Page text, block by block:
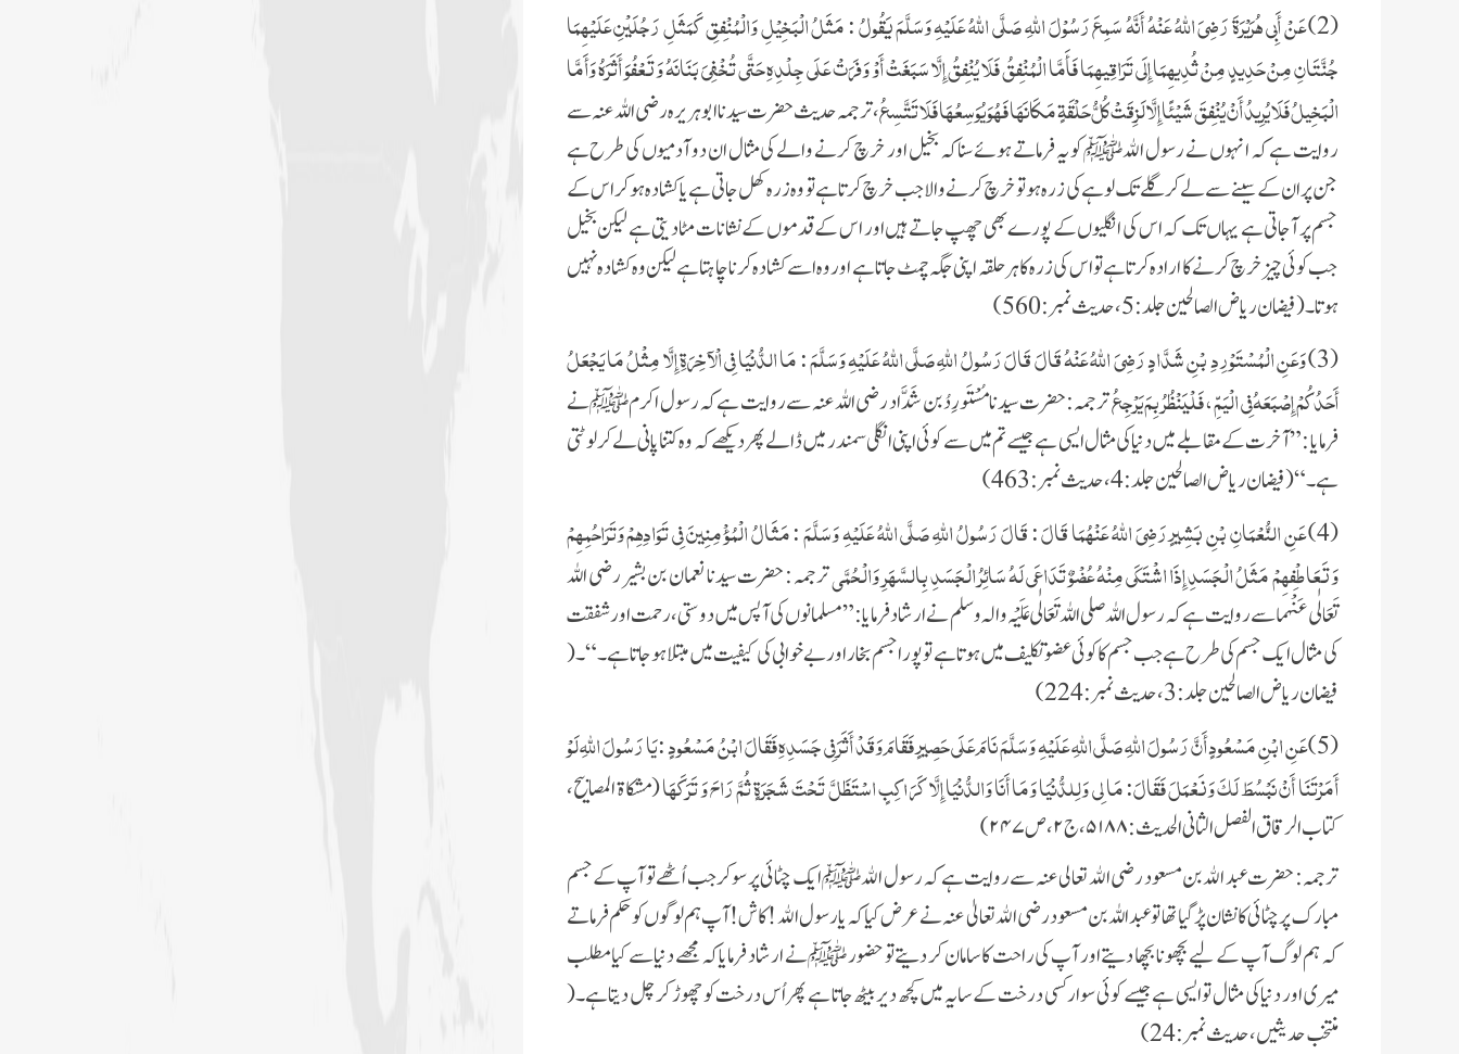
(2)
عَنْ أَبِي هُرَيْرَةَ رَضِيَ اللَّهُ عَنْهُ أَنَّهُ سَمِعَ رَسُوْلَ اللهِ صَلَّى اللهُ عَلَيْهِ وَسَلَّمَ يَقُولُ : مَثَلُ الْبَخِيْلِ وَالْمُنْفِقِ كَمَثَلِ رَجُلَيْنِ عَلَيْهِمَا
جُنَّتَانِ مِنْ حَدِيدٍ مِنْ ثُدِيهِمَا إِلَى تَرَاقِيهِمَا فَأَمَّا الْمُنْفِقُ فَلَا يُنْفِقُ إِلَّا سَبَغَتْ أَوْ وَفَرَتْ عَلَى جِلْدِهِ حَتَّى تُخْفِيَ بَنَانَهُ وَتَعْفُوَ أَثَرَهُ وَأَمَّا
الْبَخِيلُ فَلَا يُرِيدُ أَنْ يُنْفِقَ شَيْئًا إِلَّا لَزِقَتْ كُلُّ حَلْقَةٍ مَكَانَهَا فَهُوَ يُوَسِعُهَا فَلَا تَتَّسِعُ،ترجمہ حدیث حضرت سیدنا ابو ہریرہ رضی اللہ عنہسے
روایت ہے کہ انہوں نے رسول اللهﷺکو یہ فرماتے ہوئے سنا کہ بخیل اور خرچ کرنے والے کی مثال ان دو آدمیوں کی طرح ہے
جن پر ان کے سینے سے لے کر گلے تک لوہے کی زرہ ہو تو خرچ کرنے والا جب خرچ کرتا ہے تو وہ زرہ کھل جاتی ہے یا کشادہ ہو کر اس کے
جسم پر آجاتی ہے یہاں تک کہ اس کی انگلیوں کے پورے بھی چھپ جاتے ہیں اور اس کے قدموں کے نشانات مٹادیتی ہے لیکن بخیل
جب کوئی چیز خرچ کرنے کا ارادہ کرتا ہے تو اس کی زرہ کا ہر حلقہ اپنی جگہ چمٹ جاتا ہے اور وہ اسے کشادہ کرنا چاہتا ہے لیکن وہ کشادہ نہیں
ہو تا۔( فیضان رياض الصالحین جلد : 5،
حدیث نمبر :560)
(3)
وَعَنِ الْمُسْتَوْرِدِ بْنِ شَدَّادٍ رَضِيَ اللهُ عَنْهُ قَالَ قَالَ رَسُولُ اللهِ صَلَّى اللهُ عَلَيْهِ وَسَلَّمَ : مَا الدُّنْيَا فِي الْآخِرَةِ إِلَّا مِثْلُ مَا يَجْعَلُ
أَحَدُكُمْ إِصْبَعَهُ فِي الْيَمِّ ، فَلْيَنْظُرُ بِمَ يَرْجِعُترجمہ : حضرت سیدنا مُسْتَورِدُ بن شَدَّ ادرضی اللہ عنہ سے روایت ہے کہ رسول اکرم ﷺنے
فرمایا : ” آخرت کے مقابلے میں دنیا کی مثال ایسی ہے جیسے تم میں سے کوئی اپنی انگلی سمندر میں ڈالے پھر دیکھے کہ وہ کتنا پانی لے کر لوٹتی
ہے۔“ ( فیضان رياض الصالحین جلد :4،حدیث نمبر : 463)
(4)
عَنِ النُّعْمَانِ بْنِ بَشِيرٍ رَضِيَ اللَّهُ عَنْهُمَا قَالَ : قَالَ رَسُولُ اللَّهِ صَلَّى اللَّهُ عَلَيْهِ وَسَلَّمَ : مَثَالُ الْمُؤْمِنِينَ فِي تَوَادِهِمْ وَتَرَاحُمِهِمْ
وَتَعَاطْفِهِمْ مَثَلُ الْجَسَدِ إِذَا اشْتَكَى مِنْهُ عُضْوٌ تَدَاعَى لَهُ سَائِرُ الْجَسَدِ بِالسَّهَرِ وَالْحُمَّىترجمہ :حضرت سیدنا نعمان بن بشیر رضی اللہ
تَعَالٰی عَنْہما سے روایت ہے کہ رسول اللہ صلی اللہ تَعَالٰی عَلَيْہ والہ وسلم نے ارشاد فرمایا : ”مسلمانوں کی آپس میں دوستی ، رحمت اور شفقت
کی مثال ایک جسم کی طرح ہے جب جسم کا کوئی عضو تکلیف میں ہوتا ہے تو پورا جسم بخار اور بے خوابی کی کیفیت میں مبتلا ہو جاتا ہے۔“۔ (
فیضان رياض الصالحین جلد : 3، حدیث نمبر : 224)
(5)
عَنِ ابْنِ مَسْعُودٍ أَنَّ رَسُولَ اللَّهِ صَلَّى اللَّهِ عَلَيْهِ وَسَلَّمَ نَامَ عَلَى حَصِيرٍ فَقَامَ وَقَدْ أَثَرَ فِي جَسَدِهِ فَقَالَ ابْنُ مَسْعُودٍ : يَا رَسُولَ اللَّهِ لَوْ
أَمَرْتَنَا أَنْ نَبْسُطَ لَكَ وَنَعْمَلَ فَقَالَ: مَا لِي وَلِلدُّنْيَا وَمَا أَنَا وَالدُّنْيَا إِلَّا كَرَاكِبٍ اسْتَظَلَّ تَحْتَ شَجَرَةٍ ثُمَّ رَاحَ وَ تَرَكَهَا(مشكاة المصابيح،
كتاب الرقاق الفصل الثانی الحديث :۵۱۸۸، ج۲، ص۲۴۷)
ترجمہ:حضرت عبد الله بن مسعود رضی الله تعالى عنہسے روایت ہے کہ رسول الله ﷺایک چٹائی پر سو کر جب اُٹھے تو آپ کے جسم
مبارک پر چٹائی کا نشان پڑ گیا تھا تو عبد اللہ بن مسعود رضی الله تعالیٰ عنہ نے عرض کیا کہ یا رسول الله !کاش! آپ ہم لوگوں کو حکم فرماتے
کہ ہم لوگ آپ کے لیے بچھونا بچھا دیتے اور آپ کی راحت کا سامان کر دیتے تو حضور ﷺنے ارشاد فرمایا کہ مجھے دنیا سے کیا مطلب
میری اور دنیا کی مثال تو ایسی ہے جیسے کوئی سوار کسی درخت کے سایہ میں کچھ دیربیٹھ جاتا ہے پھر اُس درخت کو چھوڑ کر چل دیتا ہے۔(
منتخب حدیثیں، حدیث نمبر : 24)